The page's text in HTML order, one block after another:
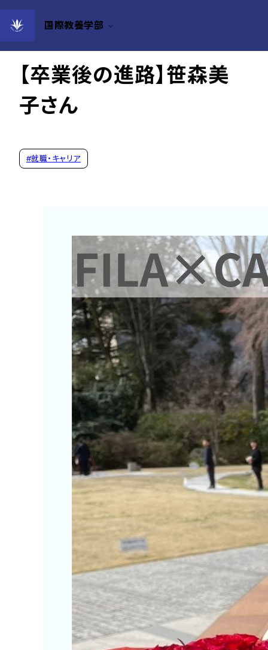
国際教養学部
2025年06月24日
【卒業後の進路】笹森美
子さん
#就職・キャリア